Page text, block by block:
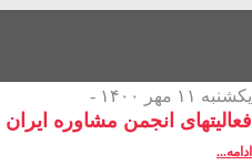
یکشنبه ۱۱ مهر ۱۴۰۰ -
فعالیتهای انجمن مشاوره ایران در
ادامه...